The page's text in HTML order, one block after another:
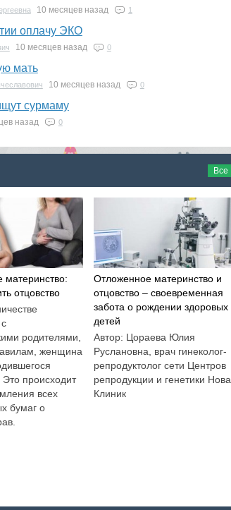
10 месяцев назад 1
оплачу ЭКО
10 месяцев назад 0
мать
10 месяцев назад 0
сурмаму
назад 0
Все
материнство:
отцовство
родителями,
женщина
происходит
всех
бумаг о
Отложенное материнство и
отцовство – своевременная
забота о рождении здоровых
детей
Автор: Цораева Юлия
Руслановна, врач гинеколог-
репродуктолог сети Центров
репродукции и генетики Нова
Клиник